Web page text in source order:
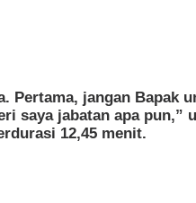
jangan Bapak
saya jabatan apa
12,45 menit.